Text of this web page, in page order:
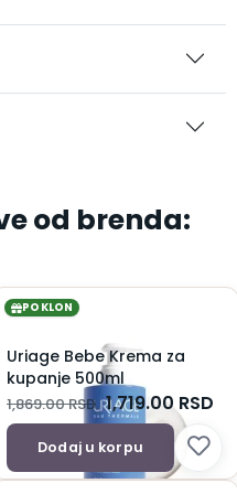
od brenda:
POKLON
Uriage Bebe Krema za
kupanje 500ml
1,869.00RSD 1,719.00RSD
Dodaj u korpu